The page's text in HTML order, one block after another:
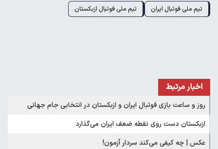
تیم ملی فوتبال ایران تیم ملی فوتبال ازبکستان
اخبار مرتبط
روز و ساعت بازی فوتبال ایران و ازبکستان در انتخابی جام جهانی
ازبکستان دست روی نقطه ضعف ایران می‌گذارد
عکس | چه کیفی می‌کند سردار آزمون!